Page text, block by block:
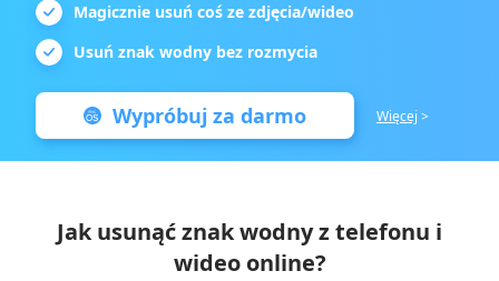
Magicznie usuń coś ze zdjęcia/wideo
Usuń znak wodny bez rozmycia
Wypróbuj za darmo Więcej >
Jak usunąć znak wodny z telefonu i
wideo online?